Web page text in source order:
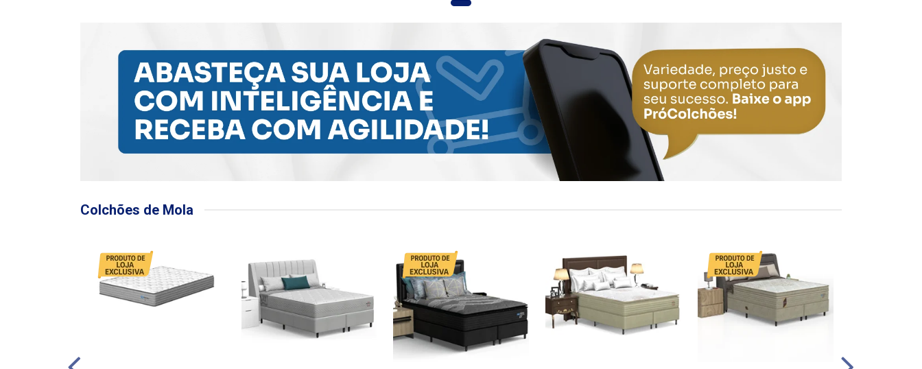
Colchões de Mola